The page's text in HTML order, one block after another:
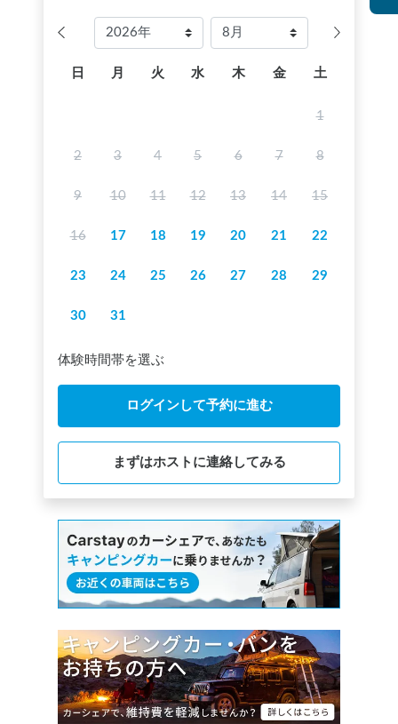
日 月 火 水 木 金 土
1
2 3 4 5 6 7 8
9 10 11 12 13 14 15
16 17 18 19 20 21 22
23 24 25 26 27 28 29
30 31
体験時間帯を選ぶ
ログインして予約に進む
まずはホストに連絡してみる